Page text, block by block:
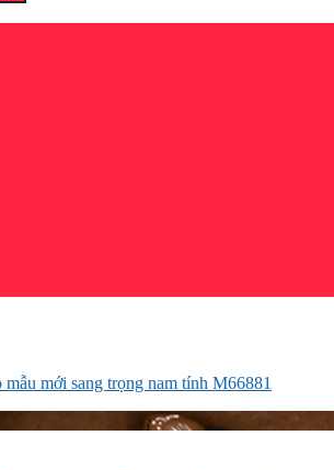
mới sang trọng nam tính M66881